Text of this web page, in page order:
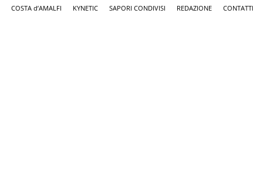
COSTA d’AMALFI KYNETIC SAPORI CONDIVISI REDAZIONE CONTATTI